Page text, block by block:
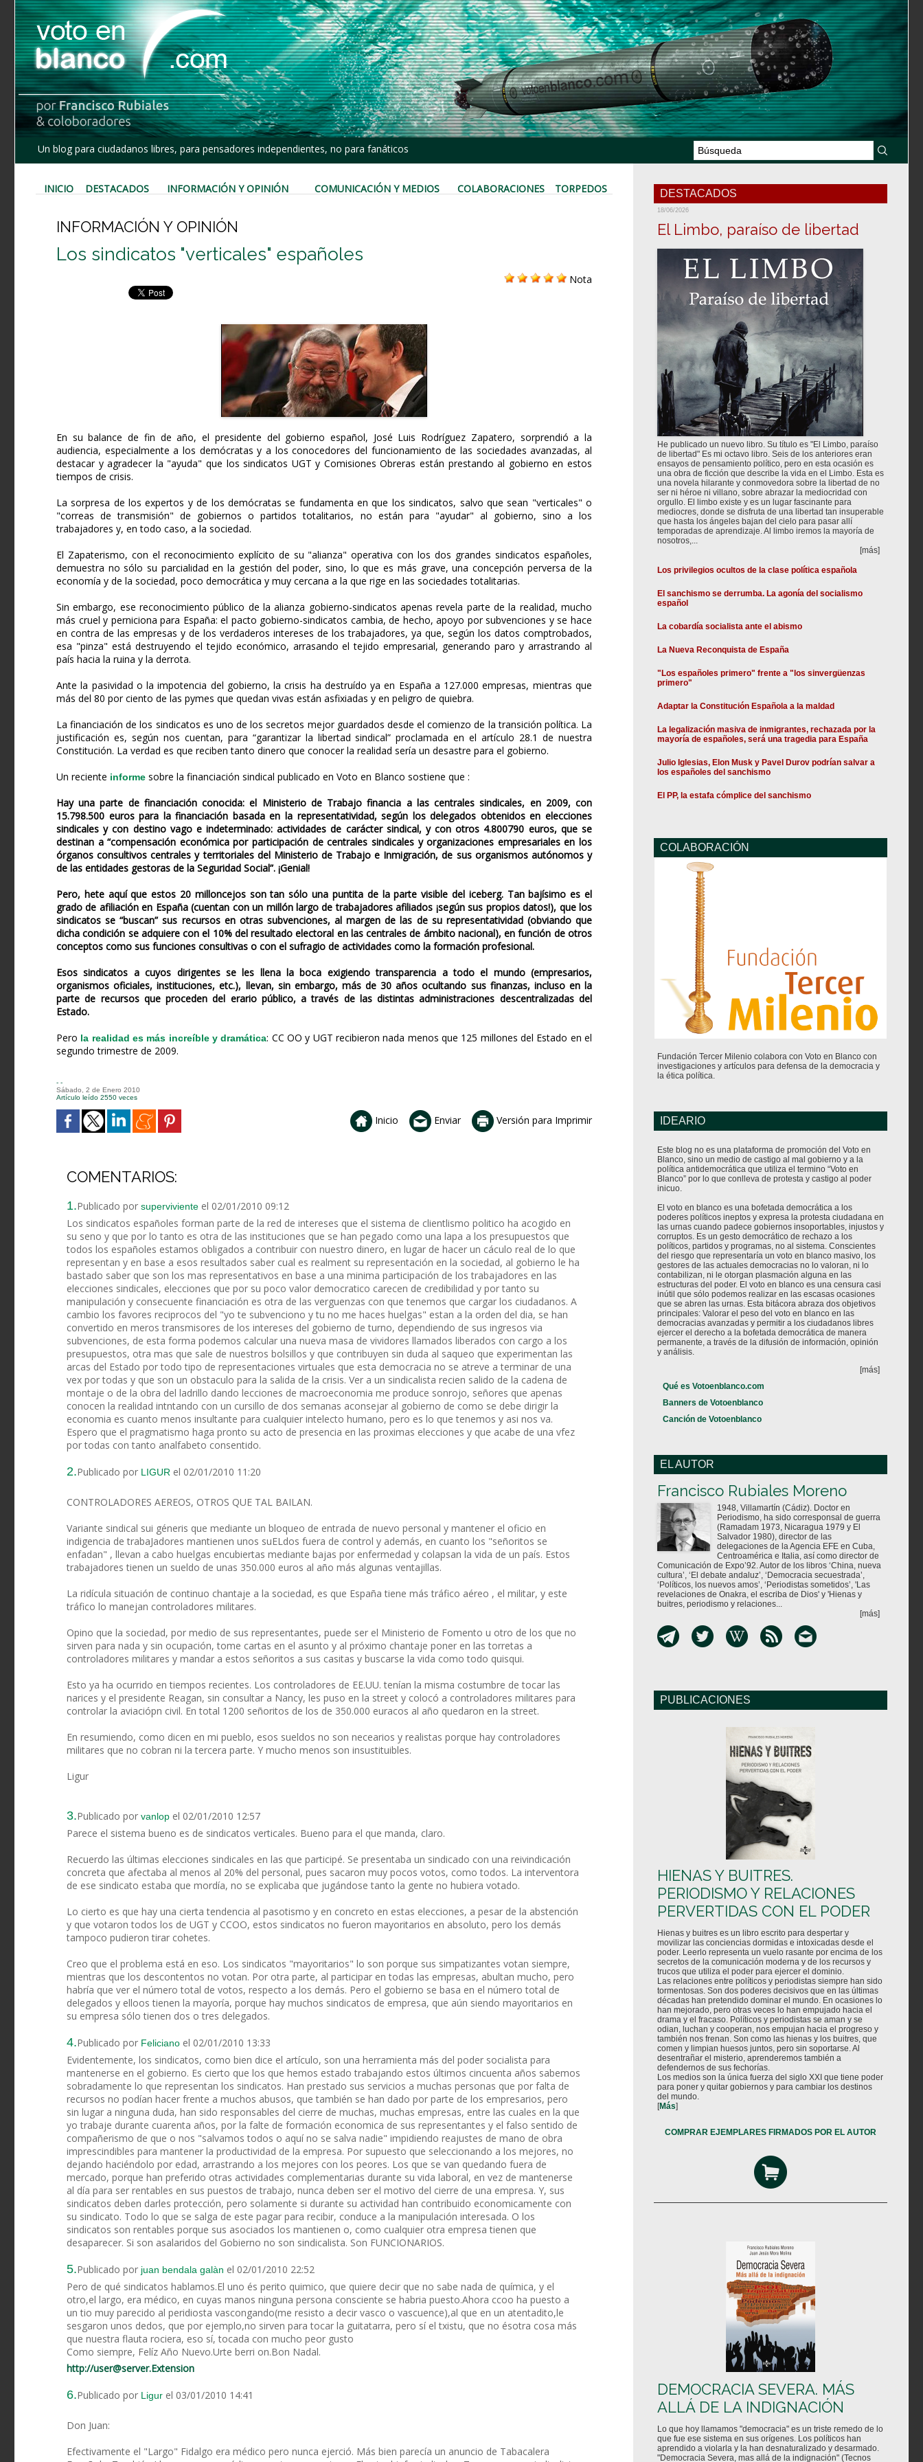
Un blog para ciudadanos libres, para pensadores independientes, no para fanáticos
INICIO DESTACADOS INFORMACIÓN Y OPINIÓN COMUNICACIÓN Y MEDIOS COLABORACIONES TORPEDOS
INFORMACIÓN Y OPINIÓN
Los sindicatos "verticales" españoles
Nota
En su balance de fin de año, el presidente del gobierno español, José Luis Rodríguez Zapatero, sorprendió a la
audiencia, especialmente a los demócratas y a los conocedores del funcionamiento de las sociedades avanzadas, al
destacar y agradecer la "ayuda" que los sindicatos UGT y Comisiones Obreras están prestando al gobierno en estos
tiempos de crisis.
La sorpresa de los expertos y de los demócratas se fundamenta en que los sindicatos, salvo que sean "verticales" o
"correas de transmisión" de gobiernos o partidos totalitarios, no están para "ayudar" al gobierno, sino a los
trabajadores y, en todo caso, a la sociedad.
El Zapaterismo, con el reconocimiento explícito de su "alianza" operativa con los dos grandes sindicatos españoles,
demuestra no sólo su parcialidad en la gestión del poder, sino, lo que es más grave, una concepción perversa de la
economía y de la sociedad, poco democrática y muy cercana a la que rige en las sociedades totalitarias.
Sin embargo, ese reconocimiento público de la alianza gobierno-sindicatos apenas revela parte de la realidad, mucho
más cruel y perniciona para España: el pacto gobierno-sindicatos cambia, de hecho, apoyo por subvenciones y se hace
en contra de las empresas y de los verdaderos intereses de los trabajadores, ya que, según los datos comptrobados,
esa "pinza" está destruyendo el tejido económico, arrasando el tejido empresarial, generando paro y arrastrando al
país hacia la ruina y la derrota.
Ante la pasividad o la impotencia del gobierno, la crisis ha destruído ya en España a 127.000 empresas, mientras que
más del 80 por ciento de las pymes que quedan vivas están asfixiadas y en peligro de quiebra.
La financiación de los sindicatos es uno de los secretos mejor guardados desde el comienzo de la transición política. La
justificación es, según nos cuentan, para “garantizar la libertad sindical” proclamada en el artículo 28.1 de nuestra
Constitución. La verdad es que reciben tanto dinero que conocer la realidad sería un desastre para el gobierno.
Un reciente informe sobre la financiación sindical publicado en Voto en Blanco sostiene que :
Hay una parte de financiación conocida: el Ministerio de Trabajo financia a las centrales sindicales, en 2009, con
15.798.500 euros para la financiación basada en la representatividad, según los delegados obtenidos en elecciones
sindicales y con destino vago e indeterminado: actividades de carácter sindical, y con otros 4.800790 euros, que se
destinan a “compensación económica por participación de centrales sindicales y organizaciones empresariales en los
órganos consultivos centrales y territoriales del Ministerio de Trabajo e Inmigración, de sus organismos autónomos y
de las entidades gestoras de la Seguridad Social”. ¡Genial!
Pero, hete aquí que estos 20 milloncejos son tan sólo una puntita de la parte visible del iceberg. Tan bajísimo es el
grado de afiliación en España (cuentan con un millón largo de trabajadores afiliados ¡según sus propios datos!), que los
sindicatos se “buscan” sus recursos en otras subvenciones, al margen de las de su representatividad (obviando que
dicha condición se adquiere con el 10% del resultado electoral en las centrales de ámbito nacional), en función de otros
conceptos como sus funciones consultivas o con el sufragio de actividades como la formación profesional.
Esos sindicatos a cuyos dirigentes se les llena la boca exigiendo transparencia a todo el mundo (empresarios,
organismos oficiales, instituciones, etc.), llevan, sin embargo, más de 30 años ocultando sus finanzas, incluso en la
parte de recursos que proceden del erario público, a través de las distintas administraciones descentralizadas del
Estado.
Pero la realidad es más increíble y dramática: CC OO y UGT recibieron nada menos que 125 millones del Estado en el
segundo trimestre de 2009.
- -
Sábado, 2 de Enero 2010
Artículo leído 2550 veces
Inicio Enviar Versión para Imprimir
COMENTARIOS:
1.Publicado por superviviente el 02/01/2010 09:12
Los sindicatos españoles forman parte de la red de intereses que el sistema de clientlismo politico ha acogido en
su seno y que por lo tanto es otra de las instituciones que se han pegado como una lapa a los presupuestos que
todos los españoles estamos obligados a contribuir con nuestro dinero, en lugar de hacer un cáculo real de lo que
representan y en base a esos resultados saber cual es realment su representación en la sociedad, al gobierno le ha
bastado saber que son los mas representativos en base a una minima participación de los trabajadores en las
elecciones sindicales, elecciones que por su poco valor democratico carecen de credibilidad y por tanto su
manipulación y consecuente financiación es otra de las verguenzas con que tenemos que cargar los ciudadanos. A
cambio los favores reciprocos del "yo te subvenciono y tu no me haces huelgas" estan a la orden del dia, se han
convertido en meros transmisores de los intereses del gobierno de turno, dependiendo de sus ingresos via
subvenciones, de esta forma podemos calcular una nueva masa de vividores llamados liberados con cargo a los
presupuestos, otra mas que sale de nuestros bolsillos y que contribuyen sin duda al saqueo que experimentan las
arcas del Estado por todo tipo de representaciones virtuales que esta democracia no se atreve a terminar de una
vex por todas y que son un obstaculo para la salida de la crisis. Ver a un sindicalista recien salido de la cadena de
montaje o de la obra del ladrillo dando lecciones de macroeconomia me produce sonrojo, señores que apenas
conocen la realidad intntando con un cursillo de dos semanas aconsejar al gobierno de como se debe dirigir la
economia es cuanto menos insultante para cualquier intelecto humano, pero es lo que tenemos y asi nos va.
Espero que el pragmatismo haga pronto su acto de presencia en las proximas elecciones y que acabe de una vfez
por todas con tanto analfabeto consentido.
2.Publicado por LIGUR el 02/01/2010 11:20
CONTROLADORES AEREOS, OTROS QUE TAL BAILAN.
Variante sindical sui géneris que mediante un bloqueo de entrada de nuevo personal y mantener el oficio en
indigencia de trabaJadores mantienen unos suELdos fuera de control y además, en cuanto los "señoritos se
enfadan" , llevan a cabo huelgas encubiertas mediante bajas por enfermedad y colapsan la vida de un país. Estos
trabajadores tienen un sueldo de unas 350.000 euros al año más algunas ventajillas.
La ridícula situación de continuo chantaje a la sociedad, es que España tiene más tráfico aéreo , el militar, y este
tráfico lo manejan controladores militares.
Opino que la sociedad, por medio de sus representantes, puede ser el Ministerio de Fomento u otro de los que no
sirven para nada y sin ocupación, tome cartas en el asunto y al próximo chantaje poner en las torretas a
controladores militares y mandar a estos señoritos a sus casitas y buscarse la vida como todo quisqui.
Esto ya ha ocurrido en tiempos recientes. Los controladores de EE.UU. tenían la misma costumbre de tocar las
narices y el presidente Reagan, sin consultar a Nancy, les puso en la street y colocó a controladores militares para
controlar la aviaciópn civil. En total 1200 señoritos de los de 350.000 euracos al año quedaron en la street.
En resumiendo, como dicen en mi pueblo, esos sueldos no son necearios y realistas porque hay controladores
militares que no cobran ni la tercera parte. Y mucho menos son insustituibles.
Ligur
3.Publicado por vanlop el 02/01/2010 12:57
Parece el sistema bueno es de sindicatos verticales. Bueno para el que manda, claro.
Recuerdo las últimas elecciones sindicales en las que participé. Se presentaba un sindicado con una reivindicación
concreta que afectaba al menos al 20% del personal, pues sacaron muy pocos votos, como todos. La interventora
de ese sindicato estaba que mordía, no se explicaba que jugándose tanto la gente no hubiera votado.
Lo cierto es que hay una cierta tendencia al pasotismo y en concreto en estas elecciones, a pesar de la abstención
y que votaron todos los de UGT y CCOO, estos sindicatos no fueron mayoritarios en absoluto, pero los demás
tampoco pudieron tirar cohetes.
Creo que el problema está en eso. Los sindicatos "mayoritarios" lo son porque sus simpatizantes votan siempre,
mientras que los descontentos no votan. Por otra parte, al participar en todas las empresas, abultan mucho, pero
habría que ver el número total de votos, respecto a los demás. Pero el gobierno se basa en el número total de
delegados y elloos tienen la mayoría, porque hay muchos sindicatos de empresa, que aún siendo mayoritarios en
su empresa sólo tienen dos o tres delegados.
4.Publicado por Feliciano el 02/01/2010 13:33
Evidentemente, los sindicatos, como bien dice el artículo, son una herramienta más del poder socialista para
mantenerse en el gobierno. Es cierto que los que hemos estado trabajando estos últimos cincuenta años sabemos
sobradamente lo que representan los sindicatos. Han prestado sus servicios a muchas personas que por falta de
recursos no podían hacer frente a muchos abusos, que también se han dado por parte de los empresarios, pero
sin lugar a ninguna duda, han sido responsables del cierre de muchas, muchas empresas, entre las cuales en la que
yo trabaje durante cuarenta años, por la falte de formación economica de sus representantes y el falso sentido de
compañerismo de que o nos "salvamos todos o aquí no se salva nadie" impidiendo reajustes de mano de obra
imprescindibles para mantener la productividad de la empresa. Por supuesto que seleccionando a los mejores, no
dejando haciéndolo por edad, arrastrando a los mejores con los peores. Los que se van quedando fuera de
mercado, porque han preferido otras actividades complementarias durante su vida laboral, en vez de mantenerse
al día para ser rentables en sus puestos de trabajo, nunca deben ser el motivo del cierre de una empresa. Y, sus
sindicatos deben darles protección, pero solamente si durante su actividad han contribuido economicamente con
su sindicato. Todo lo que se salga de este pagar para recibir, conduce a la manipulación interesada. O los
sindicatos son rentables porque sus asociados los mantienen o, como cualquier otra empresa tienen que
desaparecer. Si son asalaridos del Gobierno no son sindicalista. Son FUNCIONARIOS.
5.Publicado por juan bendala galàn el 02/01/2010 22:52
Pero de qué sindicatos hablamos.El uno és perito quimico, que quiere decir que no sabe nada de química, y el
otro,el largo, era médico, en cuyas manos ninguna persona consciente se habria puesto.Ahora ccoo ha puesto a
un tio muy parecido al peridiosta vascongando(me resisto a decir vasco o vascuence),al que en un atentadito,le
sesgaron unos dedos, que por ejemplo,no sirven para tocar la guitatarra, pero sí el txistu, que no ésotra cosa más
que nuestra flauta rociera, eso sí, tocada con mucho peor gusto
Como siempre, Felíz Año Nuevo.Urte berri on.Bon Nadal.
http://user@server.Extension
6.Publicado por Ligur el 03/01/2010 14:41
Don Juan:
Efectivamente el "Largo" Fidalgo era médico pero nunca ejerció. Más bien parecía un anuncio de Tabacalera
DESTACADOS
18/06/2026
El Limbo, paraíso de libertad
He publicado un nuevo libro. Su título es "El Limbo, paraíso
de libertad" Es mi octavo libro. Seis de los anteriores eran
ensayos de pensamiento político, pero en esta ocasión es
una obra de ficción que describe la vida en el Limbo. Esta es
una novela hilarante y conmovedora sobre la libertad de no
ser ni héroe ni villano, sobre abrazar la mediocridad con
orgullo. El limbo existe y es un lugar fascinante para
mediocres, donde se disfruta de una libertad tan insuperable
que hasta los ángeles bajan del cielo para pasar allí
temporadas de aprendizaje. Al limbo iremos la mayoría de
nosotros,...
[más]
Los privilegios ocultos de la clase política española
El sanchismo se derrumba. La agonía del socialismo
español
La cobardía socialista ante el abismo
La Nueva Reconquista de España
"Los españoles primero" frente a "los sinvergüenzas
primero"
Adaptar la Constitución Española a la maldad
La legalización masiva de inmigrantes, rechazada por la
mayoría de españoles, será una tragedia para España
Julio Iglesias, Elon Musk y Pavel Durov podrían salvar a
los españoles del sanchismo
El PP, la estafa cómplice del sanchismo
COLABORACIÓN
Fundación Tercer Milenio colabora con Voto en Blanco con
investigaciones y artículos para defensa de la democracia y
la ética política.
IDEARIO
Este blog no es una plataforma de promoción del Voto en
Blanco, sino un medio de castigo al mal gobierno y a la
política antidemocrática que utiliza el termino “Voto en
Blanco” por lo que conlleva de protesta y castigo al poder
inicuo.
El voto en blanco es una bofetada democrática a los
poderes políticos ineptos y expresa la protesta ciudadana en
las urnas cuando padece gobiernos insoportables, injustos y
corruptos. Es un gesto democrático de rechazo a los
políticos, partidos y programas, no al sistema. Conscientes
del riesgo que representaría un voto en blanco masivo, los
gestores de las actuales democracias no lo valoran, ni lo
contabilizan, ni le otorgan plasmación alguna en las
estructuras del poder. El voto en blanco es una censura casi
inútil que sólo podemos realizar en las escasas ocasiones
que se abren las urnas. Esta bitácora abraza dos objetivos
principales: Valorar el peso del voto en blanco en las
democracias avanzadas y permitir a los ciudadanos libres
ejercer el derecho a la bofetada democrática de manera
permanente, a través de la difusión de información, opinión
y análisis.
[más]
Qué es Votoenblanco.com
Banners de Votoenblanco
Canción de Votoenblanco
EL AUTOR
Francisco Rubiales Moreno
1948, Villamartín (Cádiz). Doctor en
Periodismo, ha sido corresponsal de guerra
(Ramadam 1973, Nicaragua 1979 y El
Salvador 1980), director de las
delegaciones de la Agencia EFE en Cuba,
Centroamérica e Italia, así como director de
Comunicación de Expo’92. Autor de los libros ‘China, nueva
cultura’, ‘El debate andaluz’, ‘Democracia secuestrada’,
‘Políticos, los nuevos amos’, ‘Periodistas sometidos’, 'Las
revelaciones de Onakra, el escriba de Dios' y 'Hienas y
buitres, periodismo y relaciones...
[más]
PUBLICACIONES
HIENAS Y BUITRES.
PERIODISMO Y RELACIONES
PERVERTIDAS CON EL PODER
Hienas y buitres es un libro escrito para despertar y
movilizar las conciencias dormidas e intoxicadas desde el
poder. Leerlo representa un vuelo rasante por encima de los
secretos de la comunicación moderna y de los recursos y
trucos que utiliza el poder para ejercer el dominio.
Las relaciones entre políticos y periodistas siempre han sido
tormentosas. Son dos poderes decisivos que en las últimas
décadas han pretendido dominar el mundo. En ocasiones lo
han mejorado, pero otras veces lo han empujado hacia el
drama y el fracaso. Políticos y periodistas se aman y se
odian, luchan y cooperan, nos empujan hacia el progreso y
también nos frenan. Son como las hienas y los buitres, que
comen y limpian huesos juntos, pero sin soportarse. Al
desentrañar el misterio, aprenderemos también a
defendernos de sus fechorías.
Los medios son la única fuerza del siglo XXI que tiene poder
para poner y quitar gobiernos y para cambiar los destinos
del mundo.
[Más]
COMPRAR EJEMPLARES FIRMADOS POR EL AUTOR
DEMOCRACIA SEVERA. MÁS
ALLÁ DE LA INDIGNACIÓN
Lo que hoy llamamos "democracia" es un triste remedo de lo
que fue ese sistema en sus orígenes. Los políticos han
aprendido a violarla y la han desnaturalizado y desarmado.
"Democracia Severa, mas allá de la indignación" (Tecnos